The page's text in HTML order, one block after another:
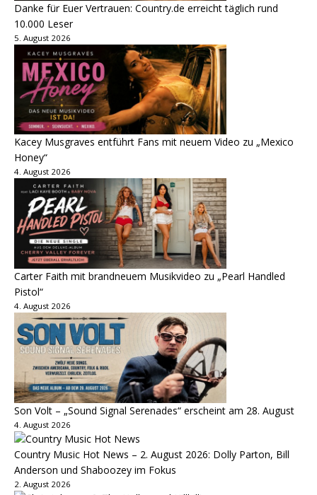
Danke für Euer Vertrauen: Country.de erreicht täglich rund
10.000 Leser
5. August 2026
Kacey Musgraves entführt Fans mit neuem Video zu „Mexico
Honey“
4. August 2026
Carter Faith mit brandneuem Musikvideo zu „Pearl Handled
Pistol“
4. August 2026
Son Volt – „Sound Signal Serenades“ erscheint am 28. August
4. August 2026
Country Music Hot News – 2. August 2026: Dolly Parton, Bill
Anderson und Shaboozey im Fokus
2. August 2026